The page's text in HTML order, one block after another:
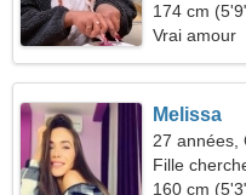
174 cm
Vrai amour
Melissa
27 années,
Fille
160 cm